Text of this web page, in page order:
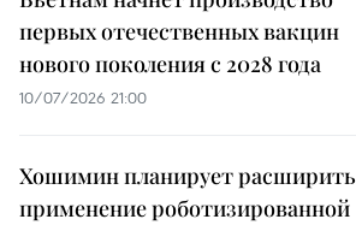
первых отечественных вакцин
нового поколения с 2028 года
10/07/2026 21:00
Хошимин планирует расширить
применение роботизированной